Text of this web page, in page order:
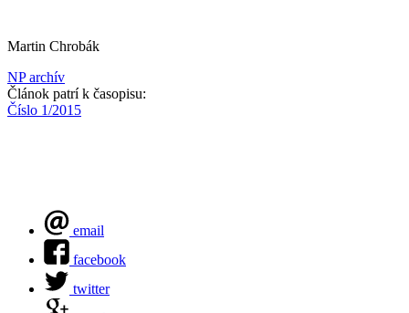
Martin Chrobák
NP archív
Článok patrí k časopisu:
Číslo 1/2015
email
facebook
twitter